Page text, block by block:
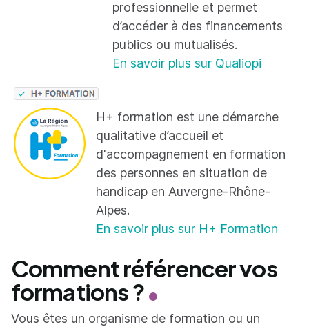
professionnelle et permet
d’accéder à des financements
publics ou mutualisés.
En savoir plus sur Qualiopi
H+ formation est une démarche
qualitative d’accueil et
d'accompagnement en formation
des personnes en situation de
handicap en Auvergne-Rhône-
Alpes.
En savoir plus sur H+ Formation
Comment référencer vos
formations ?
Vous êtes un organisme de formation ou un